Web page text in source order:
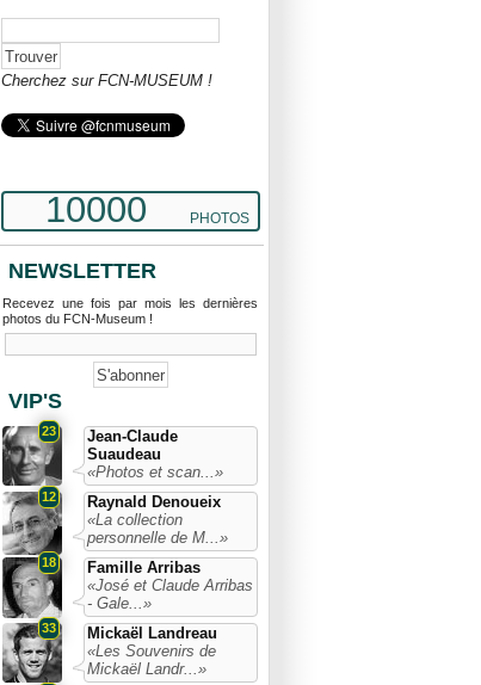
Cherchez sur FCN-MUSEUM !
10000 PHOTOS
NEWSLETTER
Recevez une fois par mois les dernières
photos du FCN-Museum !
VIP'S
23
Jean-Claude
Suaudeau
«Photos et scan...»
12
Raynald Denoueix
«La collection
personnelle de M...»
18
Famille Arribas
«José et Claude Arribas
- Gale...»
33
Mickaël Landreau
«Les Souvenirs de
Mickaël Landr...»